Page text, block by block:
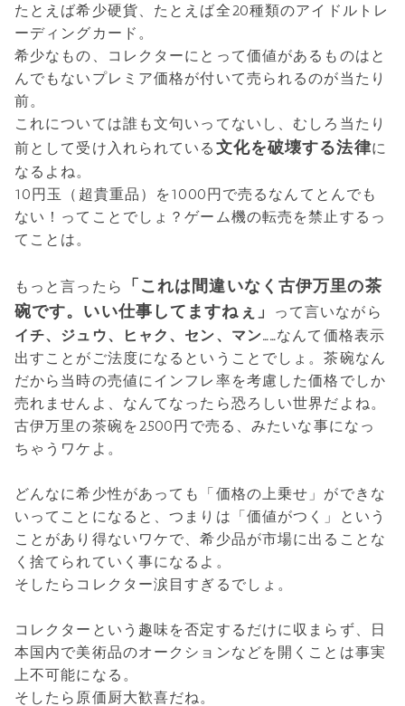
たとえば希少硬貨、たとえば全20種類のアイドルトレ
ーディングカード。
希少なもの、コレクターにとって価値があるものはと
んでもないプレミア価格が付いて売られるのが当たり
前。
これについては誰も文句いってないし、むしろ当たり
前として受け入れられている 文化を破壊する法律に
なるよね。
10円玉（超貴重品）を1000円で売るなんてとんでも
ない！ってことでしょ？ゲーム機の転売を禁止するっ
てことは。
もっと言ったら
「これは間違いなく古伊万里の茶
碗です。いい仕事してますねぇ」
って言いながら
イチ、ジュウ、ヒャク、セン、マン……なんて価格表示
出すことがご法度になるということでしょ。茶碗なん
だから当時の売値にインフレ率を考慮した価格でしか
売れませんよ、なんてなったら恐ろしい世界だよね。
古伊万里の茶碗を2500円で売る、みたいな事になっ
ちゃうワケよ。
どんなに希少性があっても「価格の上乗せ」ができな
いってことになると、つまりは「価値がつく」という
ことがあり得ないワケで、希少品が市場に出ることな
く捨てられていく事になるよ。
そしたらコレクター涙目すぎるでしょ。
コレクターという趣味を否定するだけに収まらず、日
本国内で美術品のオークションなどを開くことは事実
上不可能になる。
そしたら原価厨大歓喜だね。